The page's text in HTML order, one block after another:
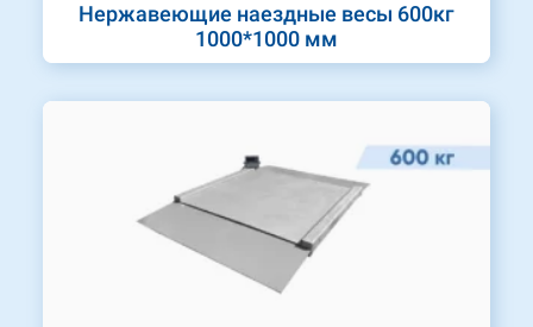
Нержавеющие наездные весы 600кг
1000*1000 мм